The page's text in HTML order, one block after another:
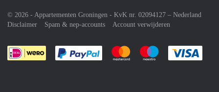
© 2026 - Appartementen Groningen - KvK nr. 02094127 – Nederland
Disclaimer
Spam & nep-accounts Account verwijderen
Je rekent gemakkelijk af met Paypal
Je rekent gemakkelijk af met
Je rekent